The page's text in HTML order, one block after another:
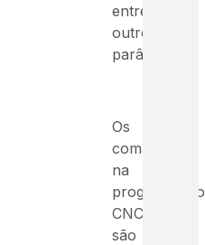
entre
outros
parâmetros.
Os
comandos
na
programação
CNC
são